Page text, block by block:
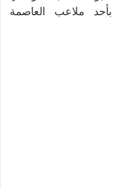
ملاعب العاصمة